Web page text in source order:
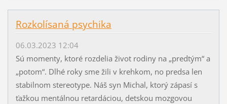
Rozkolísaná psychika
06.03.2023 12:04
Sú momenty, ktoré rozdelia život rodiny na „predtým“ a
„potom“. Dlhé roky sme žili v krehkom, no predsa len
stabilnom stereotype. Náš syn Michal, ktorý zápasí s
ťažkou mentálnou retardáciou, detskou mozgovou